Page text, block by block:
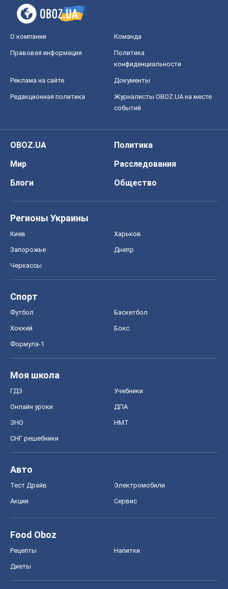
О компании Команда
Правовая информация
Политика
конфиденциальности
Реклама на сайте Документы
Редакционная политика
Журналисты OBOZ.UA на месте
событий
OBOZ.UA
Политика
Мир
Расследования
Блоги
Общество
Регионы Украины
Киев Харьков
Запорожье Днепр
Черкассы
Спорт
Футбол Баскетбол
Хоккей Бокс
Формула-1
Моя школа
ГДЗ Учебники
Онлайн уроки ДПА
ЗНО НМТ
СНГ решебники
Авто
Тест Драйв Электромобили
Акции Сервис
Food Oboz
Рецепты Напитки
Диеты